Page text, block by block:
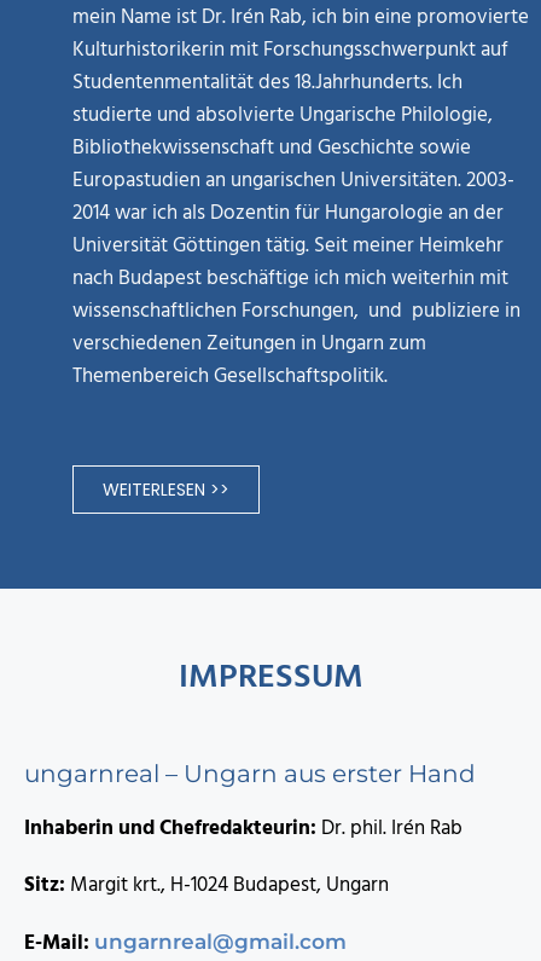
mein Name ist Dr. Irén Rab, ich bin eine promovierte
Kulturhistorikerin mit Forschungsschwerpunkt auf
Studentenmentalität des 18.Jahrhunderts. Ich
studierte und absolvierte Ungarische Philologie,
Bibliothekwissenschaft und Geschichte sowie
Europastudien an ungarischen Universitäten. 2003-
2014 war ich als Dozentin für Hungarologie an der
Universität Göttingen tätig. Seit meiner Heimkehr
nach Budapest beschäftige ich mich weiterhin mit
wissenschaftlichen Forschungen, und publiziere in
verschiedenen Zeitungen in Ungarn zum
Themenbereich Gesellschaftspolitik.
WEITERLESEN >>
IMPRESSUM
ungarnreal – Ungarn aus erster Hand
Inhaberin und Chefredakteurin: Dr. phil. Irén Rab
Sitz: Margit krt., H-1024 Budapest, Ungarn
E-Mail: ungarnreal@gmail.com